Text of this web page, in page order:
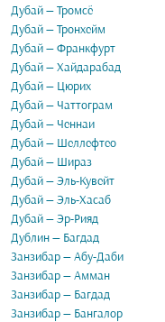
Дубай — Тромсё
Дубай — Тронхейм
Дубай — Франкфурт
Дубай — Хайдарабад
Дубай — Цюрих
Дубай — Чаттограм
Дубай — Ченнаи
Дубай — Шеллефтео
Дубай — Шираз
Дубай — Эль-Кувейт
Дубай — Эль-Хасаб
Дубай — Эр-Рияд
Дублин — Багдад
Занзибар — Абу-Даби
Занзибар — Амман
Занзибар — Багдад
Занзибар — Бангалор